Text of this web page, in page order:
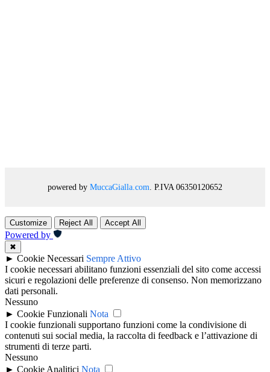
powered by MuccaGialla.com . P.IVA 06350120652
Customize Reject All Accept All
Powered by
✖
► Cookie Necessari Sempre Attivo
I cookie necessari abilitano funzioni essenziali del sito come accessi
sicuri e regolazioni delle preferenze di consenso. Non memorizzano
dati personali.
Nessuno
► Cookie Funzionali Nota
I cookie funzionali supportano funzioni come la condivisione di
contenuti sui social media, la raccolta di feedback e l’attivazione di
strumenti di terze parti.
Nessuno
► Cookie Analitici Nota